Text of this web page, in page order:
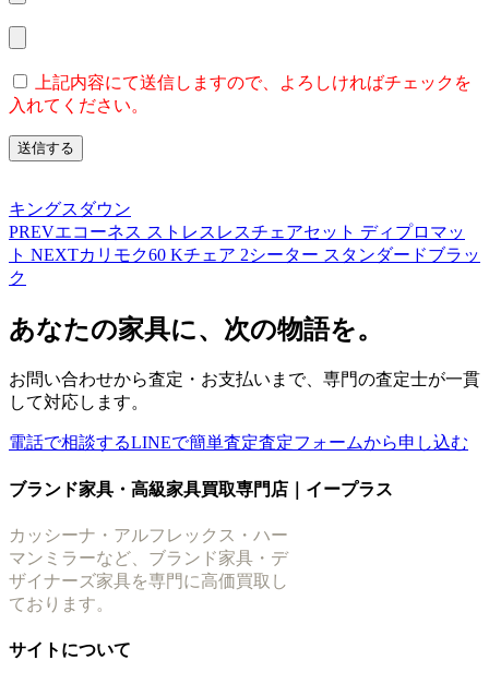
上記内容にて送信しますので、よろしければチェックを
入れてください。
キングスダウン
PREVエコーネス ストレスレスチェアセット ディプロマッ
ト NEXTカリモク60 Kチェア 2シーター スタンダードブラッ
ク
あなたの家具に、次の物語を。
お問い合わせから査定・お支払いまで、専門の査定士が一貫
して対応します。
電話で相談するLINEで簡単査定査定フォームから申し込む
ブランド家具・高級家具買取専門店｜イープラス
カッシーナ・アルフレックス・ハー
マンミラーなど、ブランド家具・デ
ザイナーズ家具を専門に高価買取し
ております。
サイトについて